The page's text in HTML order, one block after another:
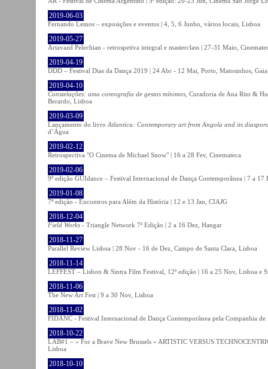
2019-06-03
Fernando Lemos – exposições e eventos | 4, 5, 6 Junho, vários locais, Lisboa
2019-05-27
Artavazd Pelechian - retrospetiva integral e masterclass | 27-31 Maio,
2019-04-19
DDD – Festival Dias da Dança 2019 | 24 Abr - 12 Mai, Porto, Matosinhos, Gaia
2019-04-10
Constelações: uma coreografia de gestos mínimos , Curadoria de Ana Rito &
Berardo, Lisboa
2019-03-09
Lançamento do livro Atlantica: Contemporary art from Angola and its
d’Água
2019-02-12
Retrospectiva "O Cinema de Michael Snow" | 16 a 28 Fev, Cinemateca
2019-02-06
9ª edição GUIdance – Festival Internacional de Dança Contemporânea | 7 a 17
2019-01-08
7ª edição - Encontros para Além da História | 12 e 13 Jan, CIAJG
2018-12-04
Field Works - Triangle Network 7ª Edição | 2 a 16 Dez, Hangar
2018-11-27
Parallel Review Lisboa | 28 Nov - 16 de Dez, Campo de Santa Clara, Lisboa
2018-11-14
LEFFEST – Lisbon & Sintra Film Festival, 12ª edição | 16 a 25 Nov, Lisboa e
2018-11-06
The New Art Fest | 9 a 30 Nov, Lisboa
2018-11-02
FIDANC - Festival Internacional de Dança Contemporânea pela Companhia
2018-10-22
LAB#1 – « For a Brave New Brussels » ARTISTIC VERSUS
Lisboa
2018-10-10